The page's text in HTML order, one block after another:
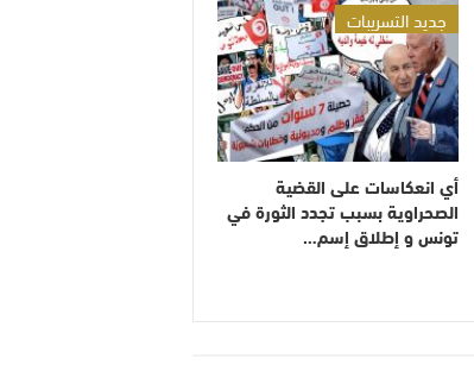
جديد التسريبات
أي انعكاسات على القضية
الصحراوية بسبب تجدد الثورة في
تونس و إطلاق إسم…